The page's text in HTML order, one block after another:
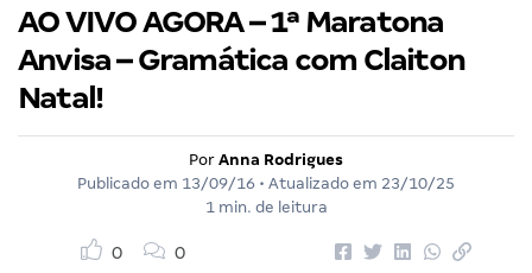
AO VIVO AGORA – 1ª Maratona
Anvisa – Gramática com Claiton
Natal!
Por Anna Rodrigues
Publicado em 13/09/16 • Atualizado em 23/10/25
1 min. de leitura
0 0